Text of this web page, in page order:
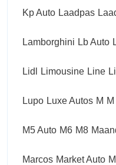
Kp Auto Laadpas
Lamborghini Lb Auto
Lidl Limousine Line
Lupo Luxe Autos M
M5 Auto M6 M8
Marcos Market Auto